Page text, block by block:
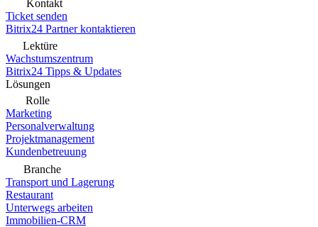
Kontakt
Ticket senden
Bitrix24 Partner kontaktieren
Lektüre
Wachstumszentrum
Bitrix24 Tipps & Updates
Lösungen
Rolle
Marketing
Personalverwaltung
Projektmanagement
Kundenbetreuung
Branche
Transport und Lagerung
Restaurant
Unterwegs arbeiten
Immobilien-CRM